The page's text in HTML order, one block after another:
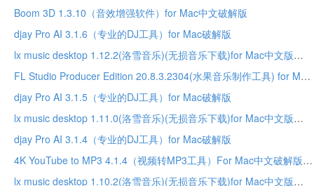
Boom 3D 1.3.10（音效增强软件）for Mac中文破解版
djay Pro AI 3.1.6（专业的DJ工具）for Mac破解版
lx music desktop 1.12.2(洛雪音乐)(无损音乐下载)for Mac中文版
FL Studio Producer Edition 20.8.3.2304(水果音乐制作工具) for Mac中文破解版
djay Pro AI 3.1.5（专业的DJ工具）for Mac破解版
lx music desktop 1.11.0(洛雪音乐)(无损音乐下载)for Mac中文版
djay Pro AI 3.1.4（专业的DJ工具）for Mac破解版
4K YouTube to MP3 4.1.4（视频转MP3工具）For Mac中文破解版
lx music desktop 1.10.2(洛雪音乐)(无损音乐下载)for Mac中文版